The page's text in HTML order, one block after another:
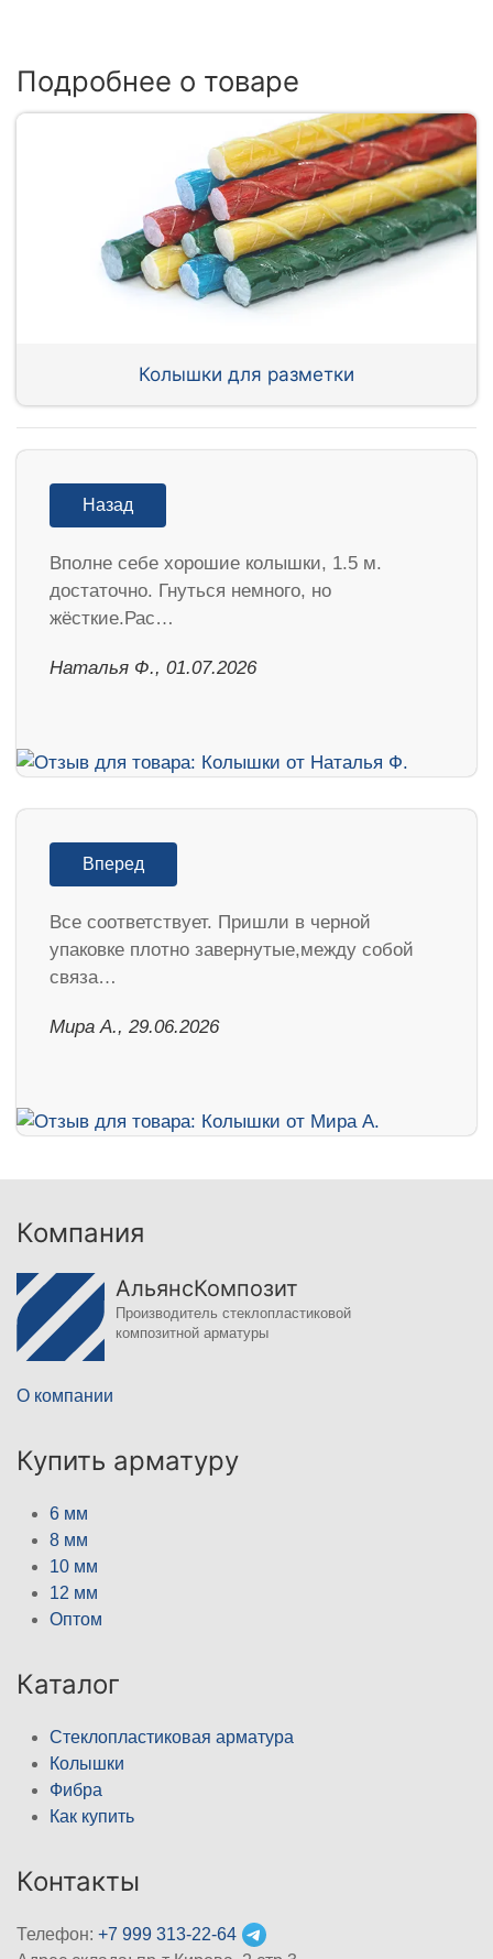
Подробнее о товаре
Колышки для разметки
Назад
Вполне себе хорошие колышки, 1.5 м.
достаточно. Гнуться немного, но
жёсткие.Рас…
Наталья Ф., 01.07.2026
Вперед
Все соответствует. Пришли в черной
упаковке плотно завернутые,между собой
связа…
Мира А., 29.06.2026
Компания
АльянсКомпозит
Производитель стеклопластиковой
композитной арматуры
О компании
Купить арматуру
6 мм
8 мм
10 мм
12 мм
Оптом
Каталог
Стеклопластиковая арматура
Колышки
Фибра
Как купить
Контакты
Телефон: +7 999 313-22-64